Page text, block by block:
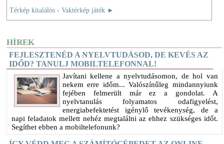
Térkép kitalálós - Vaktérkép játék ►
HÍREK
FEJLESZTENÉD A NYELVTUDÁSOD, DE KEVÉS AZ
IDŐD? TANULJ MOBILTELEFONNAL!
Javítani kellene a nyelvtudásomon, de hol van
nekem erre időm... Valószínűleg mindannyiunk
fejében felmerült már ez a gondolat. A
nyelvtanulás folyamatos odafigyelést,
energiabefektetést igénylő tevékenység, de a
napi feladatok mellett nehéz megtalálni az ehhez szükséges időt.
Segíthet ebben a mobiltelefonunk?